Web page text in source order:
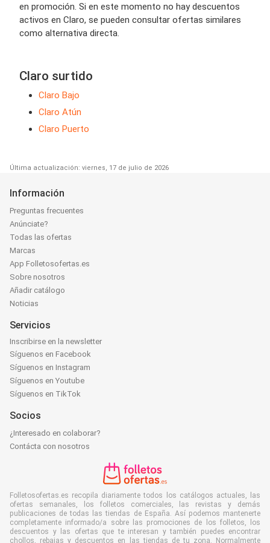
en promoción. Si en este momento no hay descuentos
activos en Claro, se pueden consultar ofertas similares
como alternativa directa.
Claro surtido
Claro Bajo
Claro Atún
Claro Puerto
Última actualización: viernes, 17 de julio de 2026
Información
Preguntas frecuentes
Anúnciate?
Todas las ofertas
Marcas
App Folletosofertas.es
Sobre nosotros
Añadir catálogo
Noticias
Servicios
Inscribirse en la newsletter
Síguenos en Facebook
Síguenos en Instagram
Síguenos en Youtube
Síguenos en TikTok
Socios
¿Interesado en colaborar?
Contácta con nosotros
Folletosofertas.es recopila diariamente todos los catálogos actuales, las
ofertas semanales, los folletos comerciales, las revistas y demás
publicaciones de todas las tiendas de España. Así podemos mantenerte
completamente informado/a sobre las promociones de los folletos, los
descuentos y las ofertas que te interesan y también puedes encontrar
chollos, rebajas y descuentos en las tiendas de tu zona. Normalmente